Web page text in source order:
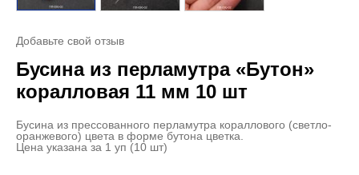
Добавьте свой отзыв
Бусина из перламутра «Бутон»
коралловая 11 мм 10 шт
Бусина из прессованного перламутра кораллового (светло-
оранжевого) цвета в форме бутона цветка.
Цена указана за 1 уп (10 шт)